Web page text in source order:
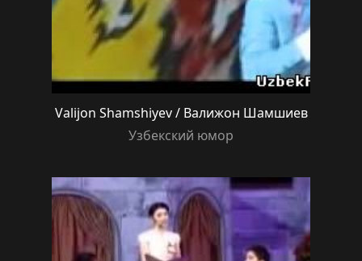
Valijon Shamshiyev / Валижон Шамшиев
Узбекский юмор